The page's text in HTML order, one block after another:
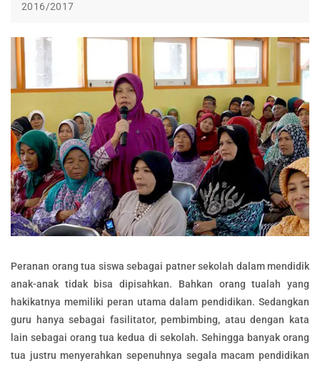
2016/2017
Peranan orang tua siswa sebagai patner sekolah dalam mendidik
anak-anak tidak bisa dipisahkan. Bahkan orang tualah yang
hakikatnya memiliki peran utama dalam pendidikan. Sedangkan
guru hanya sebagai fasilitator, pembimbing, atau dengan kata
lain sebagai orang tua kedua di sekolah. Sehingga banyak orang
tua justru menyerahkan sepenuhnya segala macam pendidikan